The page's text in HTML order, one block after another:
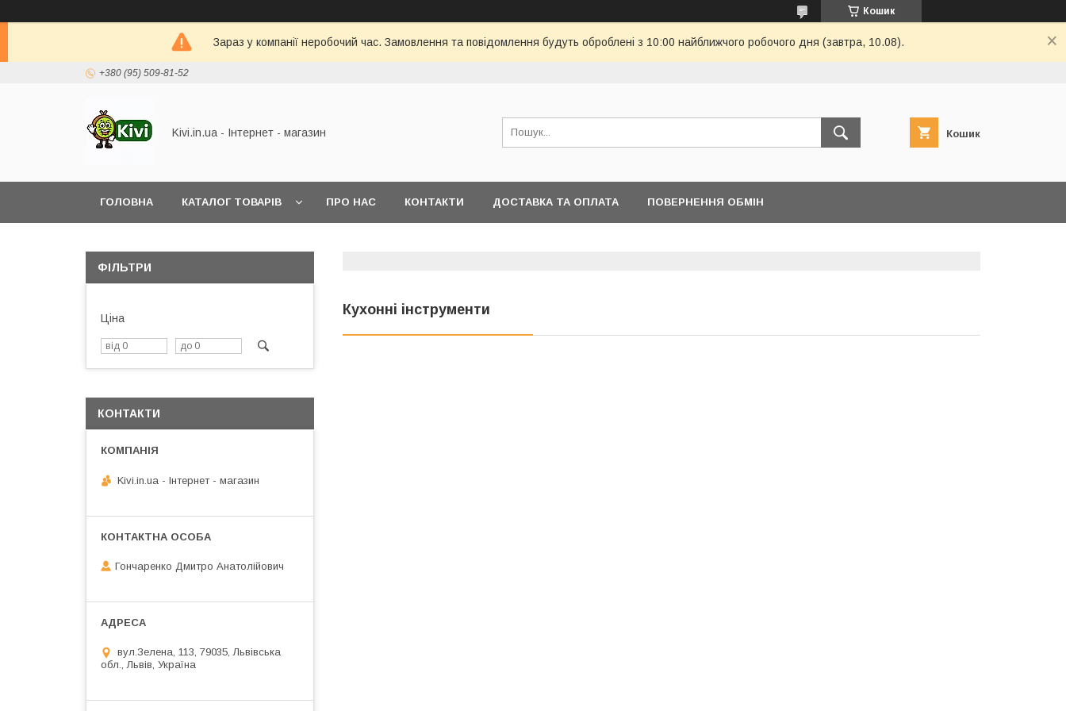
Кошик
Зараз у компанії неробочий час. Замовлення та повідомлення будуть оброблені з 10:00 найближчого робочого дня (завтра, 10.08).
+380 (95) 509-81-52
Kivi.in.ua - Інтернет - магазин Кошик
ГОЛОВНА КАТАЛОГ ТОВАРІВ ПРО НАС КОНТАКТИ ДОСТАВКА ТА ОПЛАТА ПОВЕРНЕННЯ ОБМІН
Кухонні інструменти
ФІЛЬТРИ
Ціна
КОНТАКТИ
Kivi.in.ua - Інтернет - магазин
Гончаренко Дмитро Анатолійович
вул.Зелена, 113, 79035, Львівська
обл., Львів, Україна